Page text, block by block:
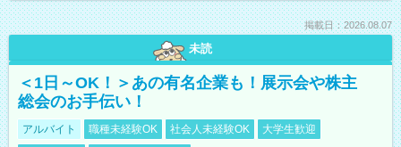
掲載日：2026.08.07
未読
＜1日～OK！＞あの有名企業も！展示会や株主
総会のお手伝い！
アルバイト 職種未経験OK 社会人未経験OK
大学生歓迎